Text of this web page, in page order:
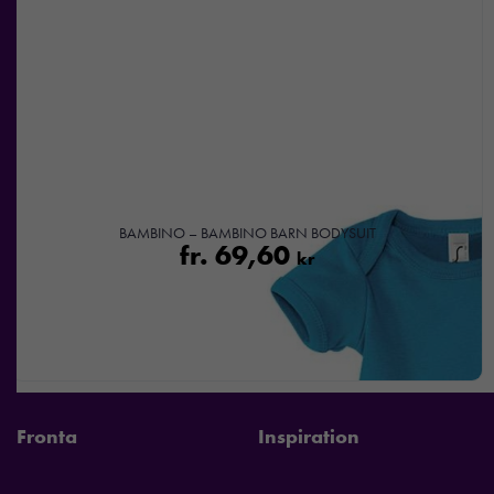
BAMBINO – BAMBINO BARN BODYSUIT
fr. 69,60 kr
Fronta Inspiration